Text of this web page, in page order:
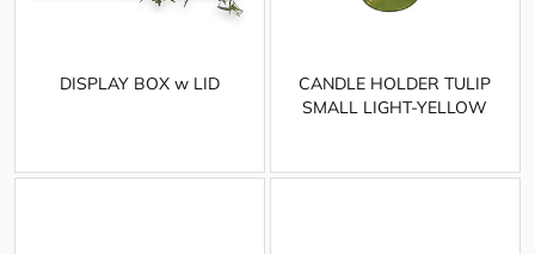
DISPLAY BOX w LID
CANDLE HOLDER TULIP
SMALL LIGHT-YELLOW